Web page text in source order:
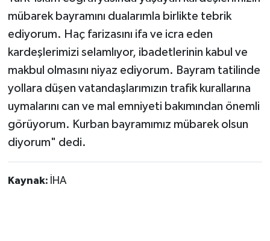
mübarek bayramını dualarımla birlikte tebrik
ediyorum. Haç farizasını ifa ve icra eden
kardeşlerimizi selamlıyor, ibadetlerinin kabul ve
makbul olmasını niyaz ediyorum. Bayram tatilinde
yollara düşen vatandaşlarımızın trafik kurallarına
uymalarını can ve mal emniyeti bakımından önemli
görüyorum. Kurban bayramımız mübarek olsun
diyorum" dedi.
Kaynak: İHA